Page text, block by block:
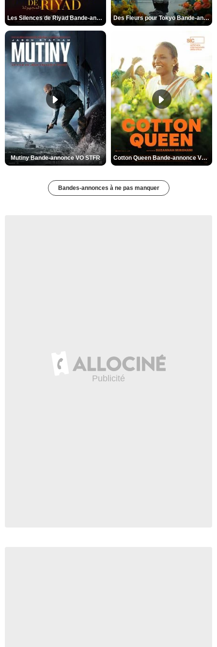
Les Silences de Riyad Bande-annonce VO STFR Des Fleurs pour Tokyo Bande-annonce VO STFR
Mutiny Bande-annonce VO STFR Cotton Queen Bande-annonce VO STFR
Bandes-annonces à ne pas manquer